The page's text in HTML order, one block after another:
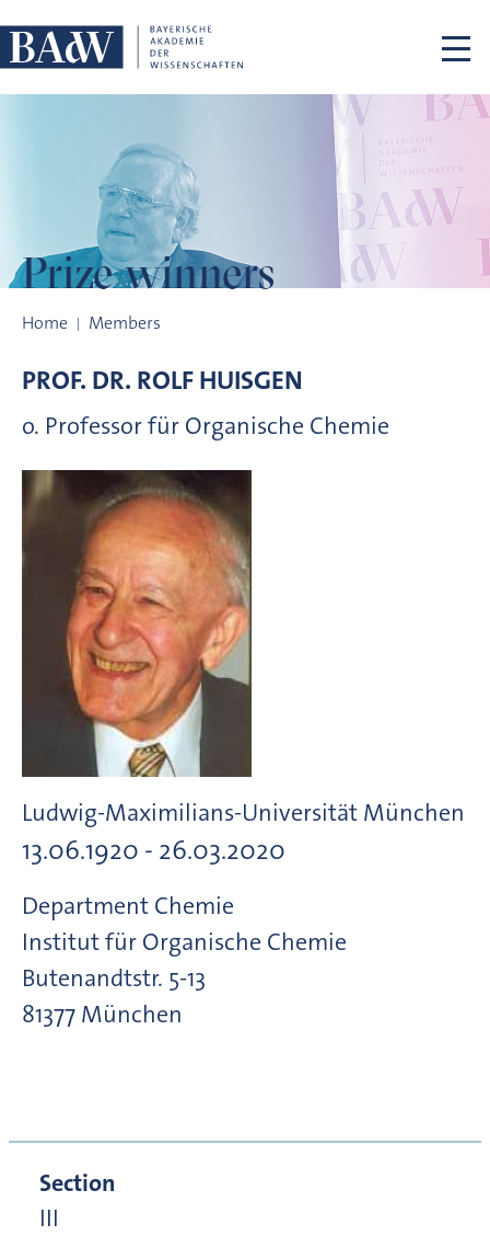
Prize winners
Home Members
PROF. DR. ROLFHUISGEN
o. Professor für Organische Chemie
Ludwig-Maximilians-Universität München
13.06.1920 - 26.03.2020
Department Chemie
Institut für Organische Chemie
Butenandtstr. 5-13
81377 München
Section
III